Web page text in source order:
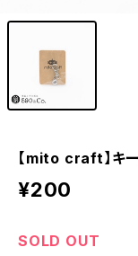
【mito craft】キ
¥200
SOLD OUT